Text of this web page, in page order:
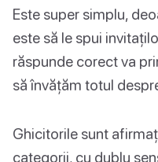
Este super simplu,
este să le spui
răspunde corect va
să învățăm totul
Ghicitorile sunt
categorii, cu dublu